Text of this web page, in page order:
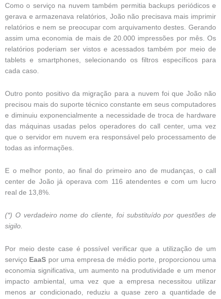
Como o serviço na nuvem também permitia backups periódicos e
gerava e armazenava relatórios, João não precisava mais imprimir
relatórios e nem se preocupar com arquivamento destes. Gerando
assim uma economia de mais de 20.000 impressões por mês. Os
relatórios poderiam ser vistos e acessados também por meio de
tablets e smartphones, selecionando os filtros específicos para
cada caso.
Outro ponto positivo da migração para a nuvem foi que João não
precisou mais do suporte técnico constante em seus computadores
e diminuiu exponencialmente a necessidade de troca de hardware
das máquinas usadas pelos operadores do call center, uma vez
que o servidor em nuvem era responsável pelo processamento de
todas as informações.
E o melhor ponto, ao final do primeiro ano de mudanças, o call
center de João já operava com 116 atendentes e com um lucro
real de 13,8%.
(*) O verdadeiro nome do cliente, foi substituído por questões de
sigilo.
Por meio deste case é possível verificar que a utilização de um
serviço EaaS por uma empresa de médio porte, proporcionou uma
economia significativa, um aumento na produtividade e um menor
impacto ambiental, uma vez que a empresa necessitou utilizar
menos ar condicionado, reduziu a quase zero a quantidade de